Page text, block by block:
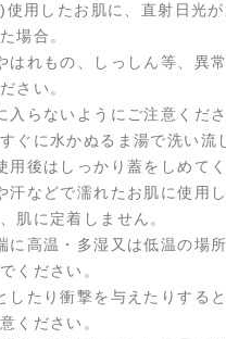
使用したお肌に、直射日光
場合。
はれもの、しっしん等、異
さい。
入らないようにご注意くだ
ぐに水かぬるま湯で洗い流
用後はしっかり蓋をしめてく
汗などで濡れたお肌に使用
肌に定着しません。
に高温・多湿又は低温の場
ください。
したり衝撃を与えたりする
ください。